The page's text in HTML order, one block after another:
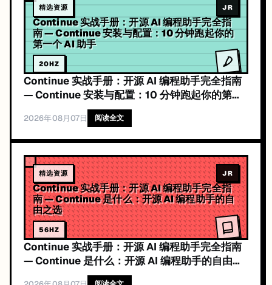
精选资源 JR
Continue 实战手册：开源 AI 编程助手完全指
南 — Continue 安装与配置：10 分钟跑起你的
第一个 AI 助手
20HZ
Continue 实战手册：开源 AI 编程助手完全指南
— Continue 安装与配置：10 分钟跑起你的第一
2026年08月07日 阅读全文
精选资源 JR
Continue 实战手册：开源 AI 编程助手完全指
南 — Continue 是什么：开源 AI 编程助手的自
由之选
56HZ
Continue 实战手册：开源 AI 编程助手完全指南
— Continue 是什么：开源 AI 编程助手的自由之